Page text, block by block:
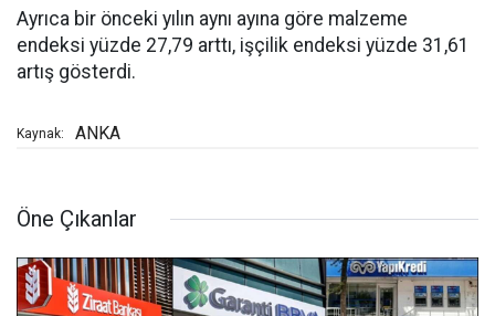
Ayrıca bir önceki yılın aynı ayına göre malzeme
endeksi yüzde 27,79 arttı, işçilik endeksi yüzde 31,61
artış gösterdi.
Kaynak: ANKA
Öne Çıkanlar